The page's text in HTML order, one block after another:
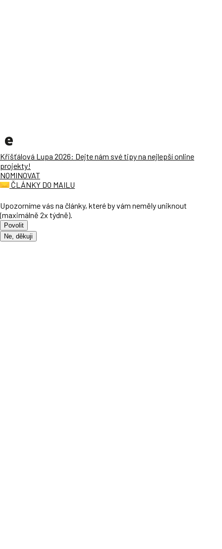
Křišťálová Lupa 2026: Dejte nám své tipy na nejlepší online
projekty!
NOMINOVAT
ČLÁNKY DO MAILU
Upozorníme vás na články, které by vám neměly uniknout
(maximálně 2x týdně).
Povolit
Ne, děkuji